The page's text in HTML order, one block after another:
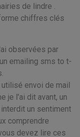
de lindre .
chiffres clés
observées par
emailing sms to t-
envoi de mail
je l'ai dit avant, un
un sentiment
comprendre
devez lire ces